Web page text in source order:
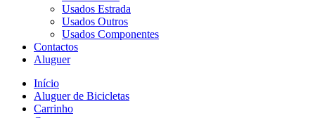
Usados Estrada
Usados Outros
Usados Componentes
Contactos
Aluguer
Início
Aluguer de Bicicletas
Carrinho